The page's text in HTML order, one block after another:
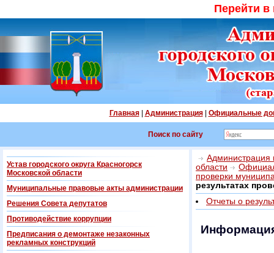
Перейти
Главная| Администрация| Официальные
Поиск по сайту
Устав городского округа Красногорск
Московской области
Муниципальные правовые акты администрации
Решения Совета депутатов
Противодействие коррупции
Предписания о демонтаже незаконных
рекламных конструкций
Администрация
области
проверки
результатах
Отчеты о